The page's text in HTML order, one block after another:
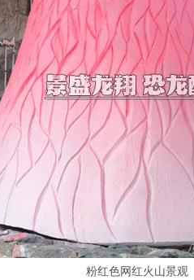
粉红色网红火山景观